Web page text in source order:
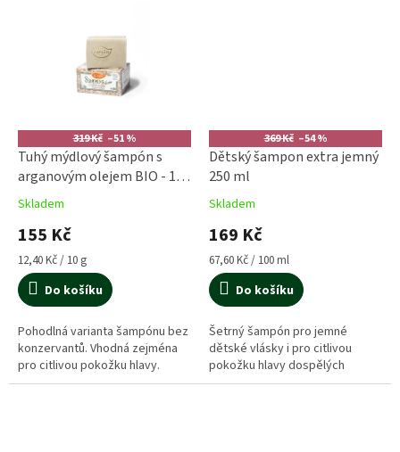
319 Kč –51 %
Tuhý mýdlový šampón s
arganovým olejem BIO - 125
g
Skladem
155 Kč
Měrná
cena:
12,40 Kč / 10 g
Do košíku
Pohodlná varianta šampónu bez
konzervantů. Vhodná zejména
pro citlivou pokožku hlavy.
369 Kč –54 %
Dětský šampon extra jemný
250 ml
Skladem
169 Kč
Měrná
cena:
67,60 Kč / 100 ml
Do košíku
Šetrný šampón pro jemné
dětské vlásky i pro citlivou
pokožku hlavy dospělých